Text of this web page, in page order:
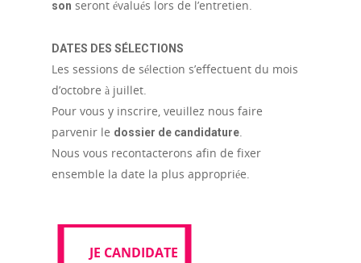
son seront évalués lors de l’entretien.
DATES DES SÉLECTIONS
Les sessions de sélection s’effectuent du mois
d’octobre à juillet.
Pour vous y inscrire, veuillez nous faire
parvenir le dossier de candidature.
Nous vous recontacterons afin de fixer
ensemble la date la plus appropriée.
JE CANDIDATE
JE CANDIDATE